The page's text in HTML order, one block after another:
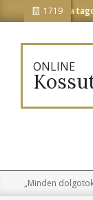
to
content
1719
ONLINE
„Minden